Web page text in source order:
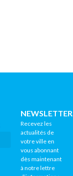
Recevez les
actualités de
votre ville en
vous abonnant
dès maintenant
à notre lettre